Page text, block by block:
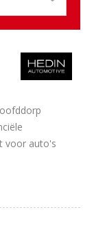
voor auto's